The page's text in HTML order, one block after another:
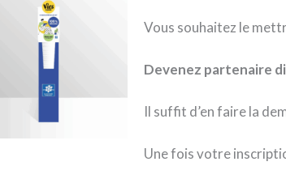
Vous souhaitez le
Devenez partenaire
Il suffit d’en faire la
Une fois votre